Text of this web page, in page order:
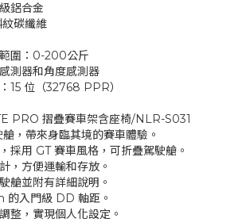
鋁合金
碳纖維
圍：0-200公斤
測器和角度感測器
15 位（32768 PPR）
PRO 摺疊賽車架含座椅/NLR-S031
，帶來身臨其境的賽車體驗。
採用 GT 賽車風格，可折疊駕駛艙。
，方便運輸和存放。
艙並附有詳細說明。
的入門級 DD 軸距。
整，實現個人化設定。